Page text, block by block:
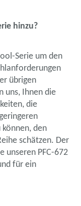
hinzu?
Serie um den
übrigen
uns, Ihnen die
die
den
schätzen. Der
unseren PFC-672
für ein